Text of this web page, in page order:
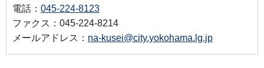
電話： 045-224-8123
ファクス：045-224-8214
メールアドレス： na-kusei@city.yokohama.lg.jp